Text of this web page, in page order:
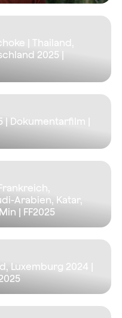
| Thailand,
2025 |
| Dokumentarfilm |
Arabien, Katar,
| FF2025
Luxemburg 2024 |